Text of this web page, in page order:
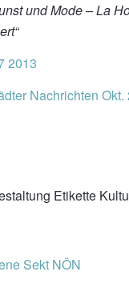
und Mode – La
2013
Nachrichten Okt.
Etikette
Sekt NÖN